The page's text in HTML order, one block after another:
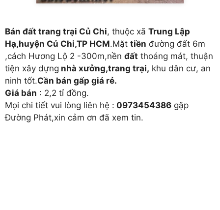
Bán đất trang trại Củ Chi, thuộc xã Trung Lập
Hạ,huyện Củ Chi,TP HCM.Mặt tiền đường đất 6m
,cách Hương Lộ 2 -300m,nền đất thoáng mát, thuận
tiện xây dựng nhà xưởng,trang trại, khu dân cư, an
ninh tốt.Cần bán gấp giá rẻ.
Giá bán : 2,2 tỉ đồng.
Mọi chi tiết vui lòng liên hệ : 0973454386 gặp
Đường Phát,xin cảm ơn đã xem tin.